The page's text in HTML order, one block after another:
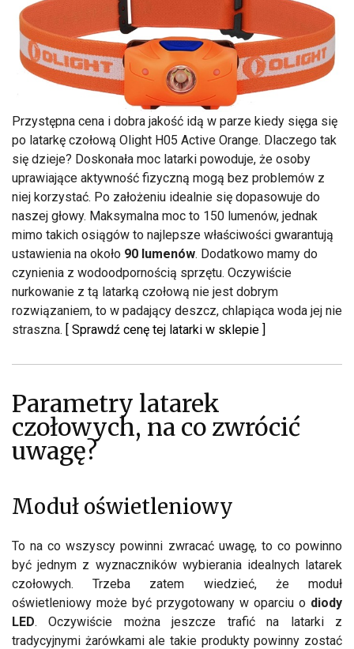
Przystępna cena i dobra jakość idą w parze kiedy sięga się
po latarkę czołową Olight H05 Active Orange. Dlaczego tak
się dzieje? Doskonała moc latarki powoduje, że osoby
uprawiające aktywność fizyczną mogą bez problemów z
niej korzystać. Po założeniu idealnie się dopasowuje do
naszej głowy. Maksymalna moc to 150 lumenów, jednak
mimo takich osiągów to najlepsze właściwości gwarantują
ustawienia na około 90 lumenów. Dodatkowo mamy do
czynienia z wodoodpornością sprzętu. Oczywiście
nurkowanie z tą latarką czołową nie jest dobrym
rozwiązaniem, to w padający deszcz, chlapiąca woda jej nie
straszna. [ Sprawdź cenę tej latarki w sklepie ]
Parametry latarek
czołowych, na co zwrócić
uwagę?
Moduł oświetleniowy
To na co wszyscy powinni zwracać uwagę, to co powinno
być jednym z wyznaczników wybierania idealnych latarek
czołowych. Trzeba zatem wiedzieć, że moduł
oświetleniowy może być przygotowany w oparciu o diody
LED. Oczywiście można jeszcze trafić na latarki z
tradycyjnymi żarówkami ale takie produkty powinny zostać